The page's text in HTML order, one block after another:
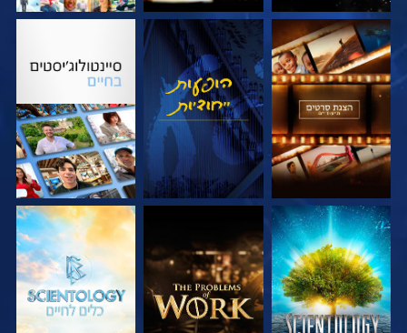
בדוק את הסדרה צפה בדוק את הסדרה
בדוק את הסדרה בדוק את הסדרה בדוק את הסדרה